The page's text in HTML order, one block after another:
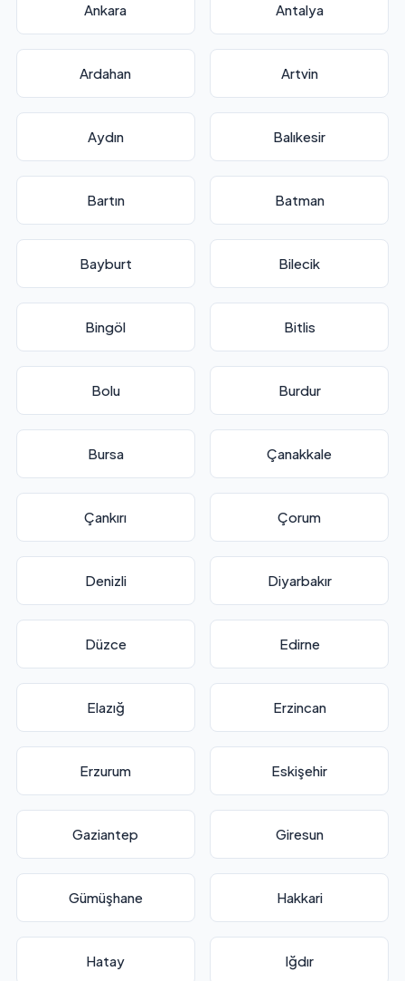
Ankara Antalya
Ardahan Artvin
Aydın Balıkesir
Bartın Batman
Bayburt Bilecik
Bingöl Bitlis
Bolu Burdur
Bursa Çanakkale
Çankırı Çorum
Denizli Diyarbakır
Düzce Edirne
Elazığ Erzincan
Erzurum Eskişehir
Gaziantep Giresun
Gümüşhane Hakkari
Hatay Iğdır